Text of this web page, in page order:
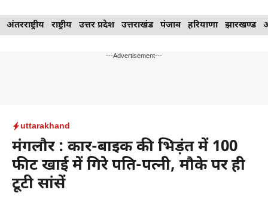
Skip
to
अंतरराष्ट्रीय राष्ट्रीय उत्तर प्रदेश उत्तराखंड पंजाब हरियाणा झारखण्ड
---Advertisement---
uttarakhand
मंगलौर : कार-बाइक की भिड़ंत में 100
फीट खाई में गिरे पति-पत्नी, मौके पर ही
टूटी सांसें